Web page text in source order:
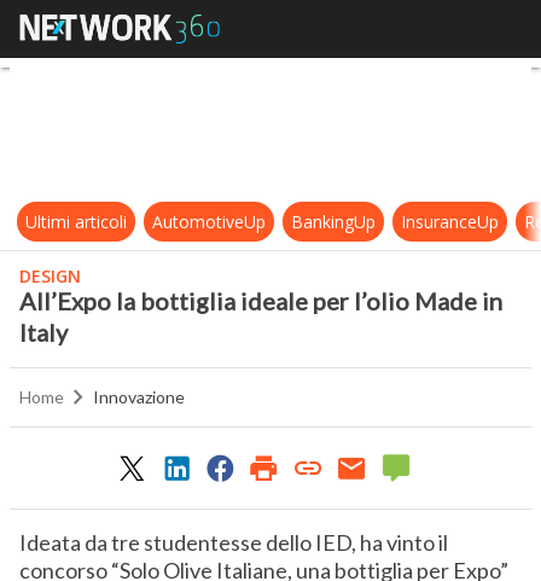
All’Expo la bottiglia ideale per
Ultimi articoli AutomotiveUp BankingUp InsuranceUp
DESIGN
All’Expo la bottiglia ideale per l’olio Made in
Italy
Home Innovazione
Ideata da tre studentesse dello IED, ha vinto il
concorso “Solo Olive Italiane, una bottiglia per Expo”